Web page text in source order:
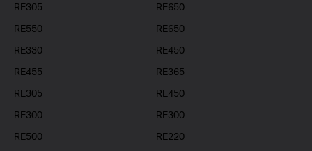
RE305
RE650
RE550
RE650
RE330
RE450
RE455
RE365
RE305
RE450
RE300
RE300
RE500
RE220